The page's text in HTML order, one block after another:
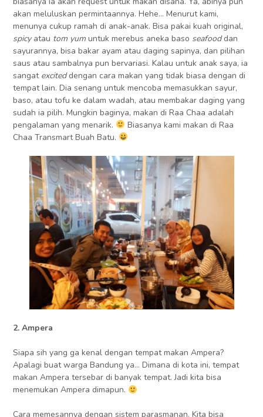
akan meluluskan permintaannya. Hehe… Menurut kami,
menunya cukup ramah di anak-anak. Bisa pakai kuah original,
spicyatau tom yum untuk merebus aneka baso seafooddan
sayurannya, bisa bakar ayam atau daging sapinya, dan pilihan
saus atau sambalnya pun bervariasi. Kalau untuk anak saya, ia
sangat exciteddengan cara makan yang tidak biasa dengan di
tempat lain. Dia senang untuk mencoba memasukkan sayur,
baso, atau tofu ke dalam wadah, atau membakar daging yang
sudah ia pilih. Mungkin baginya, makan di Raa Chaa adalah
pengalaman yang menarik.
Biasanya kami makan di Raa
Chaa Transmart Buah Batu.
2. Ampera
Siapa sih yang ga kenal dengan tempat makan Ampera?
Apalagi buat warga Bandung ya… Dimana di kota ini, tempat
makan Ampera tersebar di banyak tempat. Jadi kita bisa
menemukan Ampera dimapun.
Cara memesannya dengan sistem parasmanan. Kita bisa